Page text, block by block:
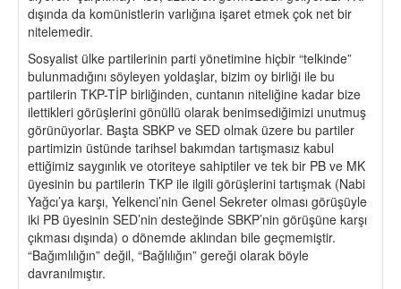
dışında da komünistlerin varlığına işaret etmek çok net bir
nitelemedir.
Sosyalist ülke partilerinin parti yönetimine hiçbir “telkinde”
bulunmadığını söyleyen yoldaşlar, bizim oy birliği ile bu
partilerin TKP-TİP birliğinden, cuntanın niteliğine kadar bize
ilettikleri görüşlerini gönüllü olarak benimsediğimizi unutmuş
görünüyorlar. Başta SBKP ve SED olmak üzere bu partiler
partimizin üstünde tarihsel bakımdan tartışmasız kabul
ettiğimiz saygınlık ve otoriteye sahiptiler ve tek bir PB ve MK
üyesinin bu partilerin TKP ile ilgili görüşlerini tartışmak (Nabi
Yağcı’ya karşı, Yelkenci’nin Genel Sekreter olması görüşüyle
iki PB üyesinin SED’nin desteğinde SBKP’nin görüşüne karşı
çıkması dışında) o dönemde aklından bile geçmemiştir.
“Bağımlılığın” değil, “Bağlılığın” gereği olarak böyle
davranılmıştır.